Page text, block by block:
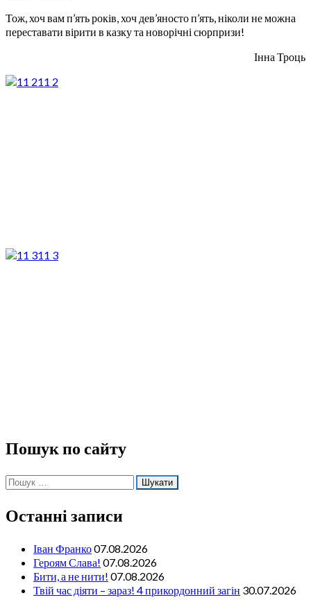
Тож, хоч вам п’ять років, хоч дев’яносто п’ять, ніколи не можна
переставати вірити в казку та новорічні сюрпризи!
Інна Троць
11 2
11 3
Пошук по сайту
Пошук:
Останні записи
Іван Франко07.08.2026
Героям Слава! 07.08.2026
Бити, а не нити! 07.08.2026
Твій час діяти – зараз! 4 прикордонний загін 30.07.2026